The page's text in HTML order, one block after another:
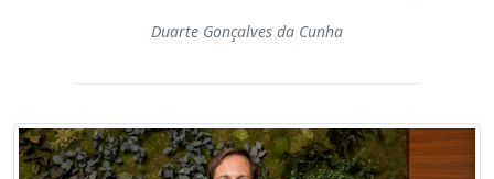
Duarte Gonçalves da Cunha